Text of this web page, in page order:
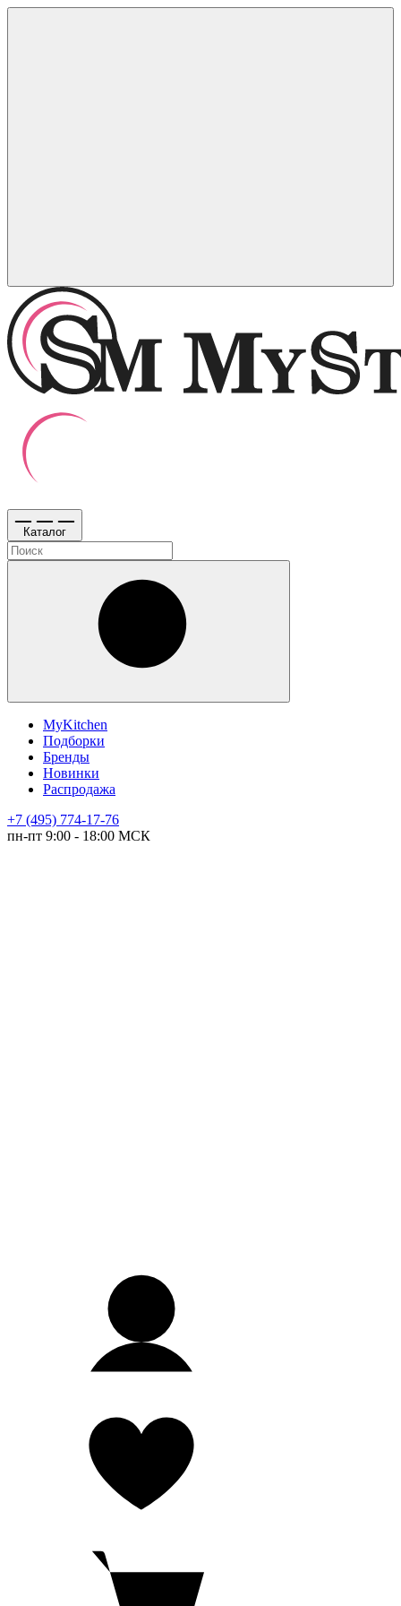
Каталог
MyKitchen
Подборки
Бренды
Новинки
Распродажа
+7 (495) 774-17-76
пн-пт 9:00 - 18:00 МСК